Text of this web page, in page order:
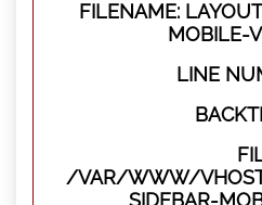
FILENAME:
MOBILE-
LINE
/VAR/WWW/
SIDEBAR-